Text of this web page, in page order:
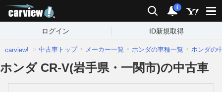
検索 通知
i
ログイン ID新規取得
carview! 中古車トップ メーカー一覧 ホンダの車種一覧 ホンダの
ホンダ CR-V(岩手県・一関市)の中古車